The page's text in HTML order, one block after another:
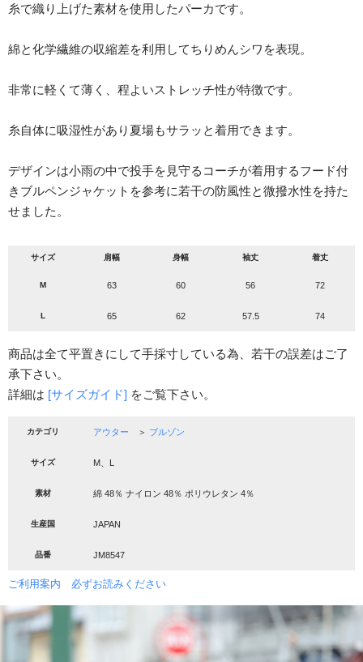
糸で織り上げた素材を使用したパーカです。
綿と化学繊維の収縮差を利用してちりめんシワを表現。
非常に軽くて薄く、程よいストレッチ性が特徴です。
糸自体に吸湿性があり夏場もサラッと着用できます。
デザインは小雨の中で投手を見守るコーチが着用するフード付
きブルペンジャケットを参考に若干の防風性と微撥水性を持た
せました。
サイズ 肩幅 身幅 袖丈 着丈
M 63 60 56 72
L 65 62 57.5 74
商品は全て平置きにして手採寸している為、若干の誤差はご了
承下さい。
詳細は [サイズガイド] をご覧下さい。
カテゴリ アウター ＞ ブルゾン
サイズ M、L
素材 綿 48％ ナイロン 48％ ポリウレタン 4％
生産国 JAPAN
品番 JM8547
ご利用案内 必ずお読みください